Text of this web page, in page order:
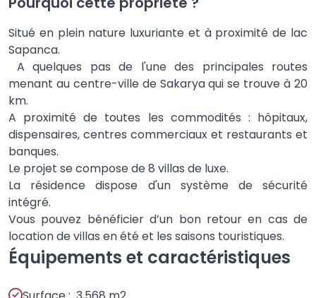
Situé en plein nature luxuriante et à proximité de lac
Sapanca.
A quelques pas de l'une des principales routes
menant au centre-ville de Sakarya qui se trouve à 20
km.
A proximité de toutes les commodités : hôpitaux,
dispensaires, centres commerciaux et restaurants et
banques.
Le projet se compose de 8 villas de luxe.
La résidence dispose d'un système de sécurité
intégré.
Vous pouvez bénéficier d’un bon retour en cas de
location de villas en été et les saisons touristiques.
Équipements et caractéristiques